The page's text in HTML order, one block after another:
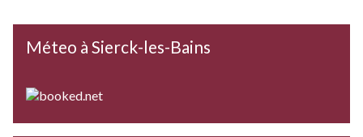
Méteo à Sierck-les-Bains